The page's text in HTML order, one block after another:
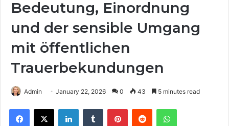
Bedeutung, Einordnung
und der sensible Umgang
mit öffentlichen
Trauerbekundungen
Admin January 22, 2026 0 43 5 minutes read
Facebook
X LinkedInTumblr PinterestReddit WhatsApp